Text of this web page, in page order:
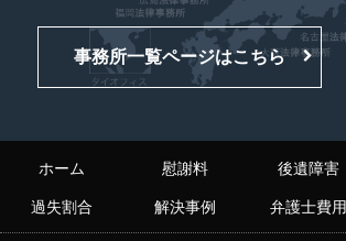
事務所一覧ページはこちら
ホーム 慰謝料 後遺障害
過失割合 解決事例 弁護士費用